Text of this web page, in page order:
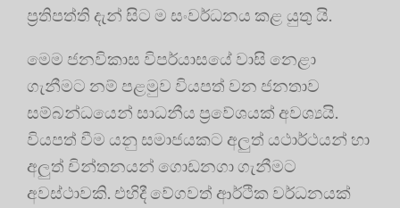
ප්‍ර‍තිපත්ති දැන් සිට ම සංවර්ධනය කළ යුතු යි.
මෙම ජනවිකාස විපර්යාසයේ වාසි නෙළා
ගැනීමට නම් පළමුව වියපත් වන ජනතාව
සම්බන්ධයෙන් සාධනීය ප්‍රවේශයක් අවශ්‍යයි.
වියපත් වීම යනු සමාජයකට අලුත් යථාර්ථයන් හා
අලුත් චින්තනයන් ගොඩනගා ගැනීමට
අවස්ථාවකි. එහිදී වේගවත් ආර්ථික වර්ධනයක්